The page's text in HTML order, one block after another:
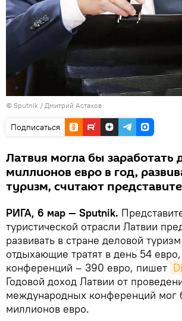
© Sputnik / Дмитрий Астахов
Подписаться
Латвия могла бы заработать
миллионов евро в год,
туризм, считают
РИГА, 6 мар — Sputnik.
туристической отрасли Латвии
развивать в стране деловой
отдыхающие тратят в день 54 евро,
конференций – 390 евро, пишет
Годовой доход Латвии от
международных конференций мог
миллионов евро.